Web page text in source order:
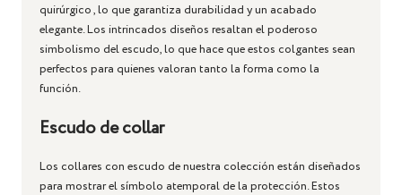
quirúrgico, lo que garantiza durabilidad y un acabado
elegante. Los intrincados diseños resaltan el poderoso
simbolismo del escudo, lo que hace que estos colgantes sean
perfectos para quienes valoran tanto la forma como la
función.
Escudo de collar
Los collares con escudo de nuestra colección están diseñados
para mostrar el símbolo atemporal de la protección. Estos